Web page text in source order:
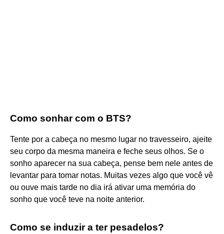
Como sonhar com o BTS?
Tente por a cabeça no mesmo lugar no travesseiro, ajeite
seu corpo da mesma maneira e feche seus olhos. Se o
sonho aparecer na sua cabeça, pense bem nele antes de
levantar para tomar notas. Muitas vezes algo que você vê
ou ouve mais tarde no dia irá ativar uma memória do
sonho que você teve na noite anterior.
Como se induzir a ter pesadelos?